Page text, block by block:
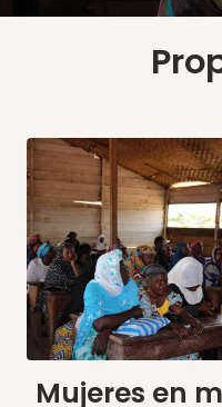
Mujeres en